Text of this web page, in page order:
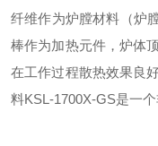
纤维作为炉膛材料（炉
棒作为加热元件，炉体
在工作过程散热效果良
料KSL-1700X-GS是一个